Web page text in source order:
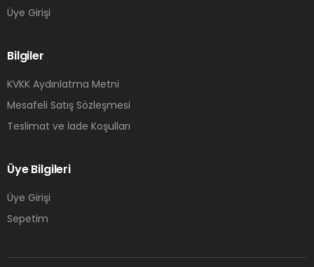
Üye Girişi
Bilgiler
KVKK Aydınlatma Metni
Mesafeli Satış Sözleşmesi
Teslimat ve İade Koşulları
Üye Bilgileri
Üye Girişi
Sepetim